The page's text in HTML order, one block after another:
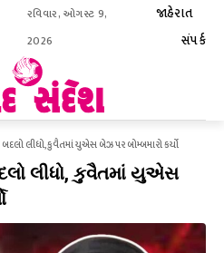
રવિવાર, ઓગસ્ટ 9,
2026
જાહેરાત
સંપર્ક
લીધો, કુવૈતમાં યુએસ બેઝ પર બોમ્બમારો કર્યો
લીધો, કુવૈતમાં યુએસ